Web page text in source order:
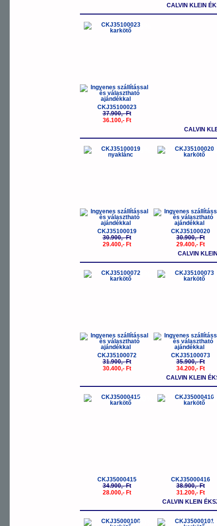
CALVIN KLEIN
-5%
CKJ35100023
37.900,- Ft
36.100,- Ft
CALVIN
-5%
CKJ35100019
30.900,- Ft
29.400,- Ft
-
CKJ35100020
30.900,- Ft
29.400,- Ft
CALVIN
-5%
CKJ35100072
31.900,- Ft
30.400,- Ft
-
CKJ35100073
35.900,- Ft
34.200,- Ft
CALVIN KLEIN
-20%
CKJ35000415
34.900,- Ft
28.000,- Ft
-
CKJ35000416
38.900,- Ft
31.200,- Ft
CALVIN KLEIN
-40% -